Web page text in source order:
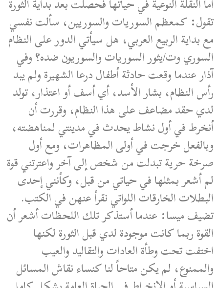
أما النقلة النوعية في حياتها فحصلت بعد بداية الثورة
تقول: كمعظم السوريات والسوريين، سألت نفسي
مع بداية الربيع العربي، هل سيأتي الدور على النظام
السوري وت/يثور السوريات والسوريون ضده؟ وفي
آذار عندما وقعت حادثة أطفال درعا الشهيرة ولم يبد
رأس النظام، بشار الأسد، أي أسف أو اعتذار، تولد
لدي حقد مضاعف على هذا النظام، وقررت أن
أنخرط في أول نشاط يحدث في مدينتي لمناهضته،
وبالفعل خرجت في أولى المظاهرات، ومع أول
صرخة حرية تبدلت من شخص إلى آخر واعترتني قوة
لم أشعر بمثلها في حياتي من قبل، وكأنني إحدى
البطلات الخارقات اللواتي نقرأ عنهن في الكتب.
تضيف ميسا: عندما أستذكر تلك اللحظات أشعر أن
القوة ربما كانت موجودة لدي قبل الثورة لكنها
اختفت تحت وطأة العادات والتقاليد والعيب
والممنوع، لم يكن متاحاً لنا كنساء نقاش المسائل